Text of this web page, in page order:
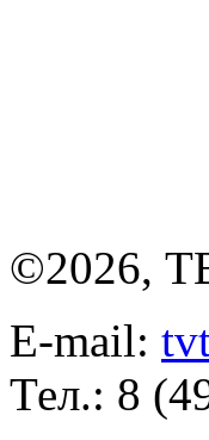
©2026,
E-mail:
Тел.: 8